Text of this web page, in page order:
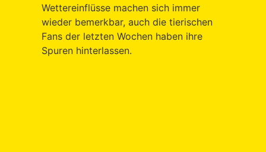
Wettereinflüsse machen sich immer
wieder bemerkbar, auch die tierischen
Fans der letzten Wochen haben ihre
Spuren hinterlassen.